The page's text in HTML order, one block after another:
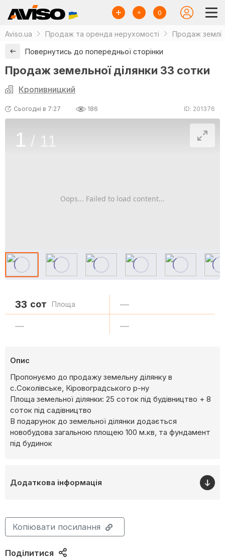
0
Aviso.ua Продаж та оренда нерухомості Продаж землі
Повернутись до попередньої сторінки
Продаж земельної ділянки 33 сотки
Кропивницкий
Сьогодні в 7:27 186 ID: 201376
Oops... Failed to load content...
1 / 11
33 сот Площа —
— —
Опис
Пропонуємо до продажу земельну ділянку в
с.Соколівське, Кіровоградського р-ну
Площа земельної ділянки: 25 соток під будівництво + 8
соток під садівництво
В подарунок до земельної ділянки додається
новобудова загальною площею 100 м.кв, та фундамент
під будинок
Додаткова інформація
Копіювати посилання
Поділитися